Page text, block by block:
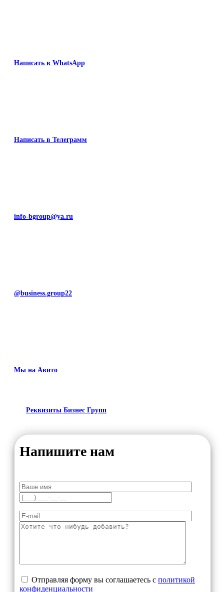
Написать в WhatsApp
Написать в Телеграмм
info-bgroup@ya.ru
@business.group22
Мы на Авито
Реквизиты Бизнес Групп
Напишите нам
Отправляя форму вы соглашаетесь с политикой
конфиденциальности